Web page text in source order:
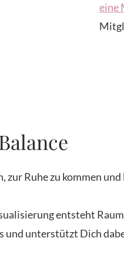
eine
Ruhe zu kommen
entsteht
unterstützt Dich